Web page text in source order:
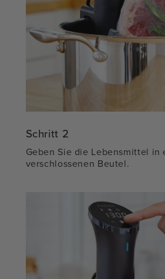
Schritt 2
Geben Sie die Lebensmittel in
verschlossenen Beutel.